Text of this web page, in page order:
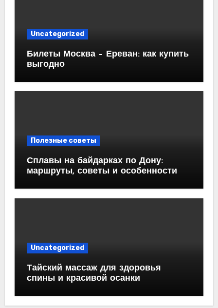
Uncategorized
Билеты Москва – Ереван: как купить
выгодно
Полезные советы
Сплавы на байдарках по Дону:
маршруты, советы и особенности
Uncategorized
Тайский массаж для здоровья
спины и красивой осанки